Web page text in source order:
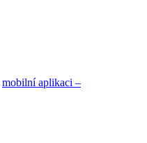
mobilní aplikaci –